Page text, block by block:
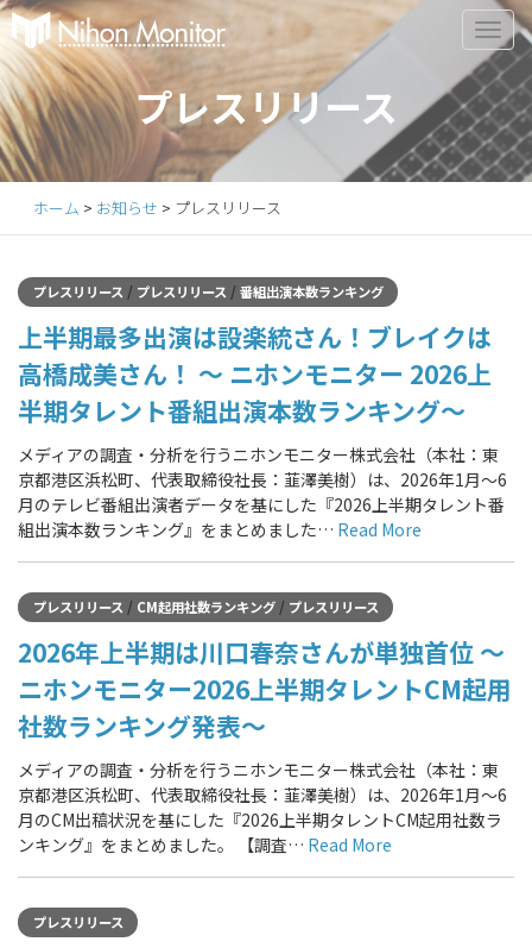
Primary
Menu
S
i
p
t
o
c
プレスリリース
ホーム > お知らせ > プレスリリース
プレスリリース/ プレスリリース/ 番組出演本数ランキング
上半期最多出演は設楽統さん！ブレイクは
高橋成美さん！ ～ ニホンモニター 2026上
半期タレント番組出演本数ランキング～
メディアの調査・分析を行うニホンモニター株式会社（本社：東
京都港区浜松町、代表取締役社長：韮澤美樹）は、2026年1月～6
月のテレビ番組出演者データを基にした『2026上半期タレント番
組出演本数ランキング』をまとめました… Read More
プレスリリース/ CM起用社数ランキング/ プレスリリース
2026年上半期は川口春奈さんが単独首位 ～
ニホンモニター2026上半期タレントCM起用
社数ランキング発表～
メディアの調査・分析を行うニホンモニター株式会社（本社：東
京都港区浜松町、代表取締役社長：韮澤美樹）は、2026年1月～6
月のCM出稿状況を基にした『2026上半期タレントCM起用社数ラ
ンキング』をまとめました。 【調査… Read More
プレスリリース